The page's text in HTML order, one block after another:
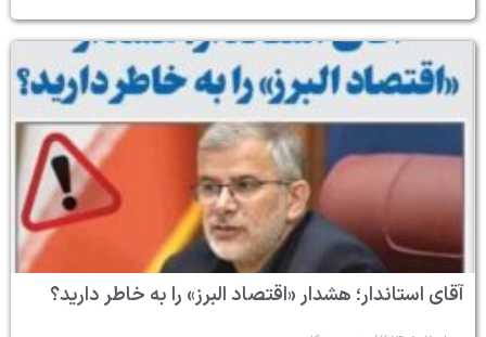
آقای استاندار؛ هشدار «اقتصاد البرز» را به خاطر دارید؟